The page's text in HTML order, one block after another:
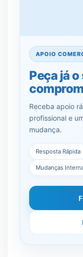
APOIO
Peça já
Receba apoio
profissional e
mudança.
Resposta Rápida
Mudanças